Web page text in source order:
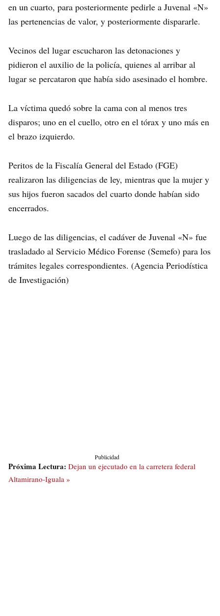
en un cuarto, para posteriormente pedirle a Juvenal «N»
las pertenencias de valor, y posteriormente dispararle.
Vecinos del lugar escucharon las detonaciones y
pidieron el auxilio de la policía, quienes al arribar al
lugar se percataron que había sido asesinado el hombre.
La víctima quedó sobre la cama con al menos tres
disparos; uno en el cuello, otro en el tórax y uno más en
el brazo izquierdo.
Peritos de la Fiscalía General del Estado (FGE)
realizaron las diligencias de ley, mientras que la mujer y
sus hijos fueron sacados del cuarto donde habían sido
encerrados.
Luego de las diligencias, el cadáver de Juvenal «N» fue
trasladado al Servicio Médico Forense (Semefo) para los
trámites legales correspondientes. (Agencia Periodística
de Investigación)
Publicidad
Próxima Lectura: Dejan un ejecutado en la carretera federal
Altamirano-Iguala »